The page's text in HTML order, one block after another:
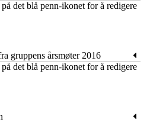
det blå penn-ikonet for å redigere
gruppens årsmøter 2016
det blå penn-ikonet for å redigere